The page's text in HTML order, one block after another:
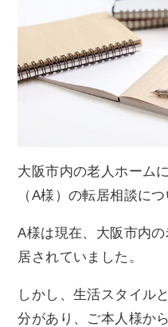
大阪市内の老人ホーム
（A様）の転居相談に
A様は現在、大阪市内
居されていました。
しかし、生活スタイル
分があり、ご本人様か